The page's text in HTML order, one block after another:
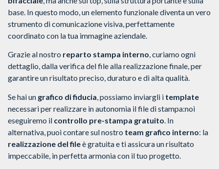
base. In questo modo, un elemento funzionale diventa un vero
strumento di comunicazione visiva, perfettamente
coordinato con la tua immagine aziendale.
Grazie al nostro reparto stampa interno, curiamo ogni
dettaglio, dalla verifica del file alla realizzazione finale, per
garantire un risultato preciso, duraturo e di alta qualità.
Se hai un grafico di fiducia , possiamo inviargli i template
necessari per realizzare in autonomia il file di stampa:noi
eseguiremo il controllo pre-stampa gratuito In
alternativa, puoi contare sul nostro team grafico interno: la
realizzazione del fileè gratuita e ti assicura un risultato
impeccabile, in perfetta armonia con il tuo progetto.